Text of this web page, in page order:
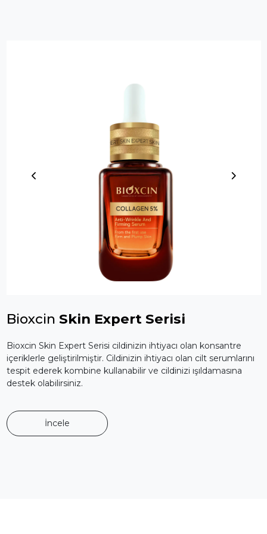
Bioxcin Skin Expert Serisi
Bioxcin Skin Expert Serisi cildinizin ihtiyacı olan konsantre
içeriklerle geliştirilmiştir. Cildinizin ihtiyacı olan cilt serumlarını
tespit ederek kombine kullanabilir ve cildinizi ışıldamasına
destek olabilirsiniz.
İncele